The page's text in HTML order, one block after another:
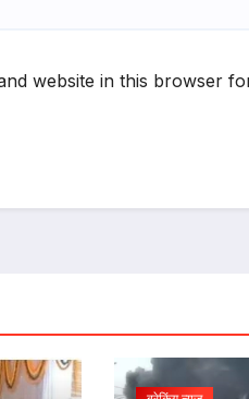
website in this browser